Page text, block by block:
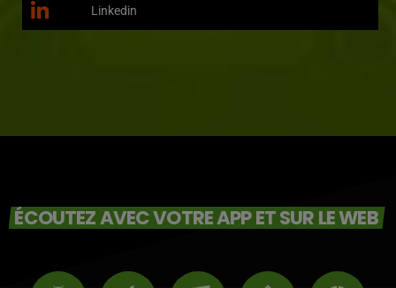
Linkedin
ÉCOUTEZ AVEC VOTRE APP ET SUR LE WEB